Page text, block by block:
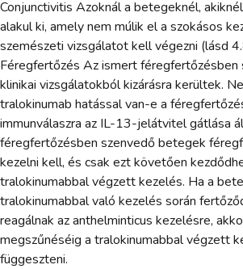
Conjunctivitis Azoknál a betegeknél,
alakul ki, amely nem múlik el a szokásos
szemészeti vizsgálatot kell végezni (lásd
Féregfertőzés Az ismert féregfertőzésben
klinikai vizsgálatokból kizárásra kerültek.
tralokinumab hatással van-e a
immunválaszra az IL-13-jelátvitel gátlása
féregfertőzésben szenvedő betegek
kezelni kell, és csak ezt követően
tralokinumabbal végzett kezelés. Ha a
tralokinumabbal való kezelés során
reagálnak az anthelminticus kezelésre,
megszűnéséig a tralokinumabbal végzett
függeszteni.